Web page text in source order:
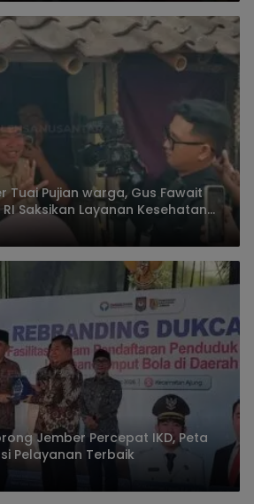
Tuai Pujian warga, Gus Fawait
Saksikan Layanan Kesehatan
Jember Percepat IKD, Peta
Pelayanan Terbaik